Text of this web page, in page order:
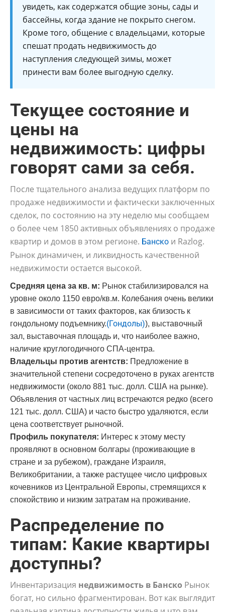
увидеть, как содержатся общие зоны, сады и
бассейны, когда здание не покрыто снегом.
Кроме того, общение с владельцами, которые
спешат продать недвижимость до
наступления следующей зимы, может
принести вам более выгодную сделку.
Текущее состояние и
цены на
недвижимость: цифры
говорят сами за себя.
После тщательного анализа ведущих платформ по
продаже недвижимости и фактически заключенных
сделок, по состоянию на эту неделю мы сообщаем
о более чем 1850 активных объявлениях о продаже
квартир и домов в этом регионе. Банско и Razlog.
Рынок динамичен, и ликвидность качественной
недвижимости остается высокой.
Средняя цена за кв. м: Рынок стабилизировался на
уровне около 1150 евро/кв.м. Колебания очень велики
в зависимости от таких факторов, как близость к
гондольному подъемнику.(Гондолы)), выставочный
зал, выставочная площадь и, что наиболее важно,
наличие круглогодичного СПА-центра.
Владельцы против агентств: Предложение в
значительной степени сосредоточено в руках агентств
недвижимости (около 881 тыс. долл. США на рынке).
Объявления от частных лиц встречаются редко (всего
121 тыс. долл. США) и часто быстро удаляются, если
цена соответствует рыночной.
Профиль покупателя: Интерес к этому месту
проявляют в основном болгары (проживающие в
стране и за рубежом), граждане Израиля,
Великобритании, а также растущее число цифровых
кочевников из Центральной Европы, стремящихся к
спокойствию и низким затратам на проживание.
Распределение по
типам: Какие квартиры
доступны?
Инвентаризация недвижимость в Банско Рынок
богат, но сильно фрагментирован. Вот как выглядит